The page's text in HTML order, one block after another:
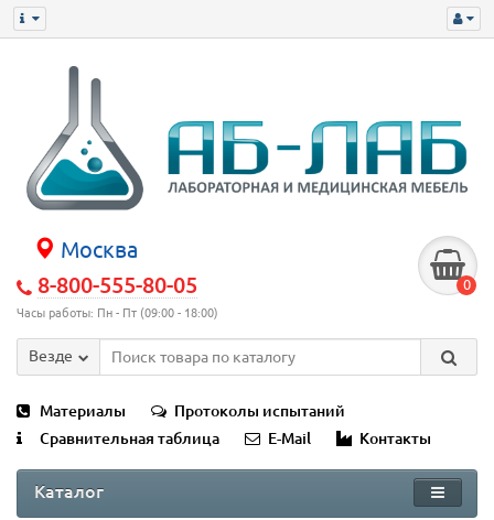
Москва
8-800-555-80-05
Часы работы: Пн - Пт (09:00 - 18:00)
0
Везде
Материалы
Протоколы испытаний
Сравнительная таблица
E-Mail Контакты
Каталог